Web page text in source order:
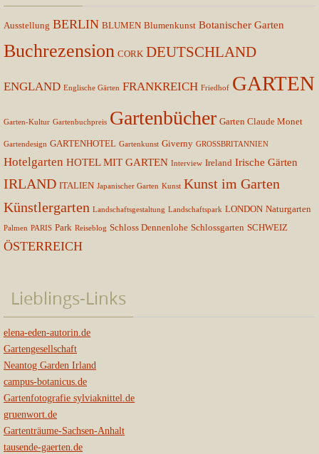
Ausstellung BERLIN BLUMEN Blumenkunst Botanischer Garten
Buchrezension CORK DEUTSCHLAND
ENGLAND Englische Gärten FRANKREICH Friedhof GARTEN
Garten-Kultur Gartenbuchpreis Gartenbücher Garten Claude Monet
Gartendesign GARTENHOTEL Gartenkunst Giverny GROSSBRITANNIEN
Hotelgarten HOTEL MIT GARTEN Interview Ireland Irische Gärten
IRLAND ITALIEN Japanischer Garten Kunst Kunst im Garten
Künstlergarten Landschaftsgestaltung Landschaftspark LONDON Naturgarten
Palmen PARIS Park Reiseblog Schloss Dennenlohe Schlossgarten SCHWEIZ
ÖSTERREICH
Lieblings-Links
elena-eden-autorin.de
Gartengesellschaft
Neantog Garden Irland
campus-botanicus.de
Gartenfotografie sylviaknittel.de
gruenwort.de
Gartenträume-Sachsen-Anhalt
tausende-gaerten.de